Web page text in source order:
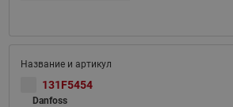
131F5454
Danfoss